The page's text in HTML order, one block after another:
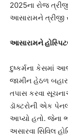
2025ના રોજ
આસારામને ત્રીજી
આસારામને
દુષ્કર્મના કેસમાં
જામીન હેઠળ બહાર
તપાસ કરવા
ડૉક્ટરોની એક પેનલ
આપ્યો હતો. જેના
અસારવા સિવિલ